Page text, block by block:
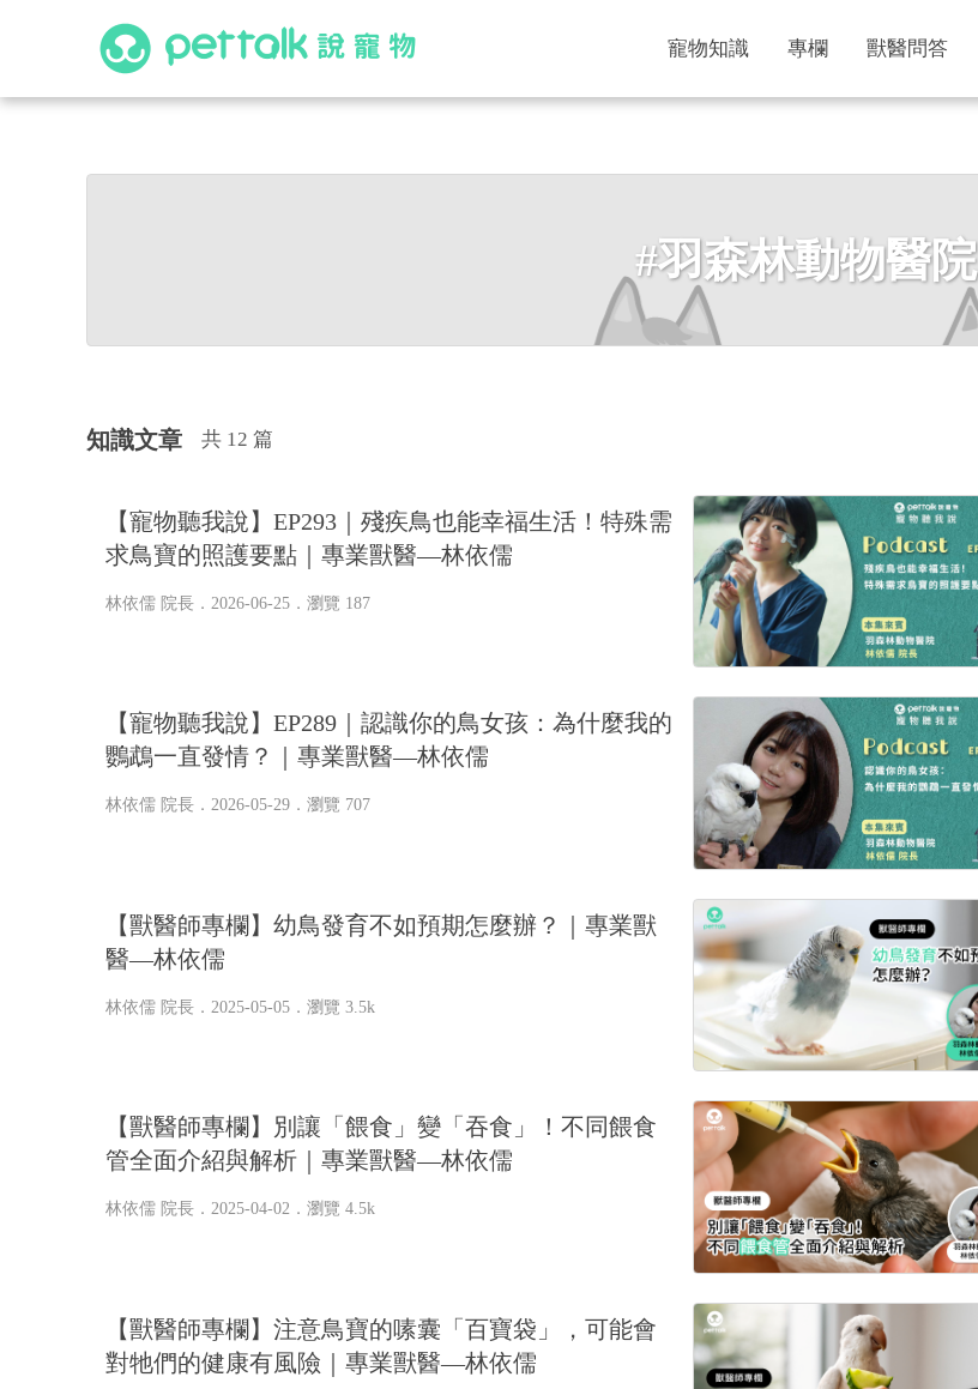
寵物知識 專欄 獸醫問答
#羽森林動物醫院
知識文章 共 12 篇
【寵物聽我說】EP293｜殘疾鳥也能幸福生活！特殊需
求鳥寶的照護要點｜專業獸醫—林依儒
林依儒 院長 ．2026-06-25． 瀏覽 187
【寵物聽我說】EP289｜認識你的鳥女孩：為什麼我的
鸚鵡一直發情？｜專業獸醫—林依儒
林依儒 院長 ．2026-05-29． 瀏覽 707
【獸醫師專欄】幼鳥發育不如預期怎麼辦？｜專業獸
醫—林依儒
林依儒 院長 ．2025-05-05． 瀏覽 3.5k
【獸醫師專欄】別讓「餵食」變「吞食」！不同餵食
管全面介紹與解析｜專業獸醫—林依儒
林依儒 院長 ．2025-04-02． 瀏覽 4.5k
【獸醫師專欄】注意鳥寶的嗉囊「百寶袋」，可能會
對牠們的健康有風險｜專業獸醫—林依儒